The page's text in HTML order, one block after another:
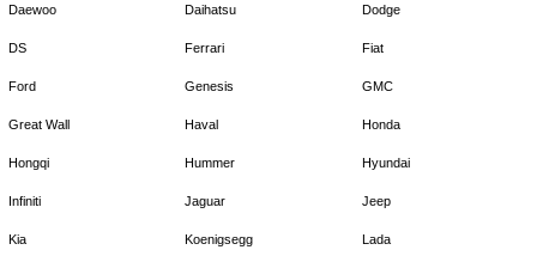
Daewoo Daihatsu Dodge
DS Ferrari Fiat
Ford Genesis GMC
Great Wall Haval Honda
Hongqi Hummer Hyundai
Infiniti Jaguar Jeep
Kia Koenigsegg Lada